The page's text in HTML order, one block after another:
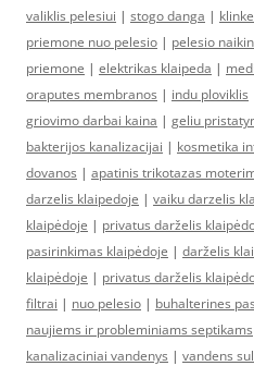
valiklis pelesiui | stogo danga |
priemone nuo pelesio | pelesio
priemone | elektrikas klaipeda |
oraputes membranos | indu ploviklis
griovimo darbai kaina | geliu
bakterijos kanalizacijai | kosmetika
dovanos | apatinis trikotazas
darzelis klaipedoje | vaiku darzelis
klaipėdoje | privatus darželis
pasirinkimas klaipėdoje | darželis
klaipėdoje | privatus darželis
filtrai | nuo pelesio | buhalterines
naujiems ir probleminiams septikams
kanalizaciniai vandenys | vandens